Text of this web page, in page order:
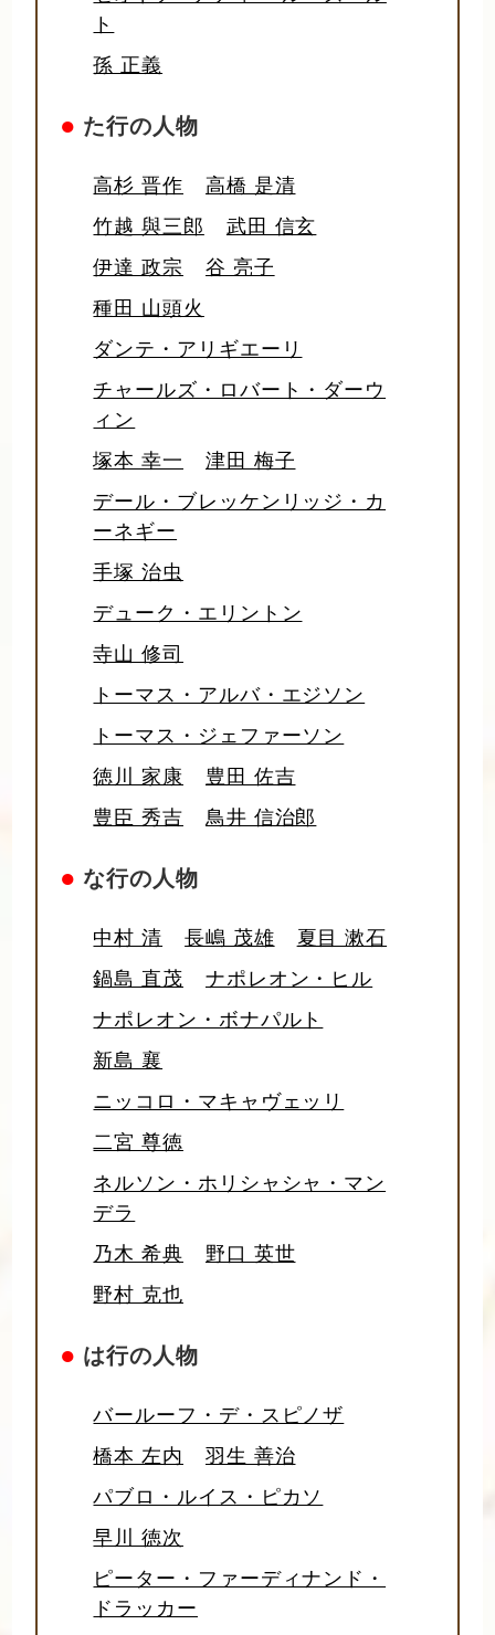
ト
孫 正義
● た行の人物
高杉 晋作
高橋 是清
竹越 與三郎
武田 信玄
伊達 政宗
谷 亮子
種田 山頭火
ダンテ・アリギエーリ
チャールズ・ロバート・ダーウ
ィン
塚本 幸一
津田 梅子
デール・ブレッケンリッジ・カ
ーネギー
手塚 治虫
デューク・エリントン
寺山 修司
トーマス・アルバ・エジソン
トーマス・ジェファーソン
徳川 家康
豊田 佐吉
豊臣 秀吉
鳥井 信治郎
● な行の人物
中村 清 長嶋 茂雄
夏目 漱石
鍋島 直茂
ナポレオン・ヒル
ナポレオン・ボナパルト
新島 襄
ニッコロ・マキャヴェッリ
二宮 尊徳
ネルソン・ホリシャシャ・マン
デラ
乃木 希典
野口 英世
野村 克也
● は行の人物
バールーフ・デ・スピノザ
橋本 左内
羽生 善治
パブロ・ルイス・ピカソ
早川 徳次
ピーター・ファーディナンド・
ドラッカー